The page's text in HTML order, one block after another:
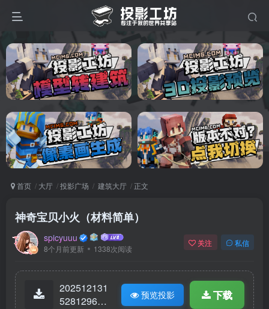
首页 大厅 投影广场 建筑大厅 正文
神奇宝贝小火（材料简单）
spicyuuu
8个月前更新 1338次阅读
关注 私信
202512131
52812969-
预览投影 下载